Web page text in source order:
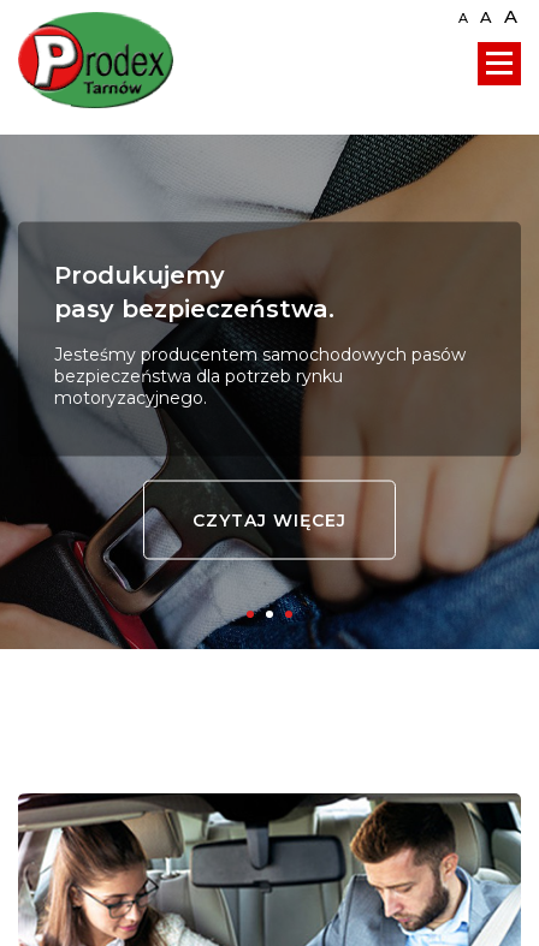
A A A
Produkujemy
pasy bezpieczeństwa.
Jesteśmy producentem samochodowych pasów
bezpieczeństwa dla potrzeb rynku
motoryzacyjnego.
CZYTAJ WIĘCEJ